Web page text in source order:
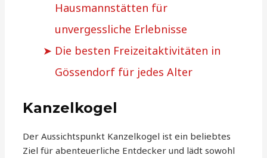
Hausmannstätten für
unvergessliche Erlebnisse
Die besten Freizeitaktivitäten in
Gössendorf für jedes Alter
Kanzelkogel
Der Aussichtspunkt Kanzelkogel ist ein beliebtes
Ziel für abenteuerliche Entdecker und lädt sowohl